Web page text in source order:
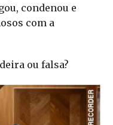
condenou e
com a
ou falsa?